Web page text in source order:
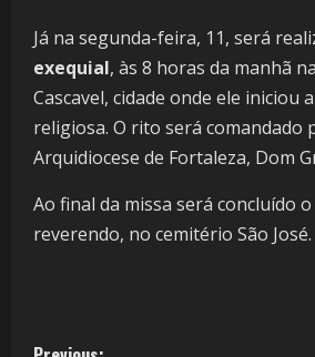
Já na segunda-feira, 11, será
exequial, às 8 horas da manhã
Cascavel, cidade onde ele iniciou
religiosa. O rito será comandado
Arquidiocese de Fortaleza, Dom
Ao final da missa será concluído
reverendo, no cemitério São José.